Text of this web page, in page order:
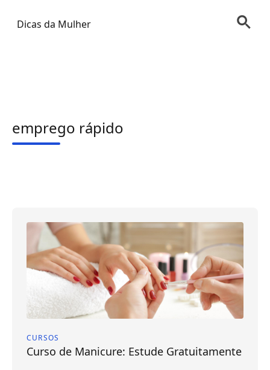
Dicas da Mulher
emprego rápido
CURSOS
Curso de Manicure: Estude Gratuitamente